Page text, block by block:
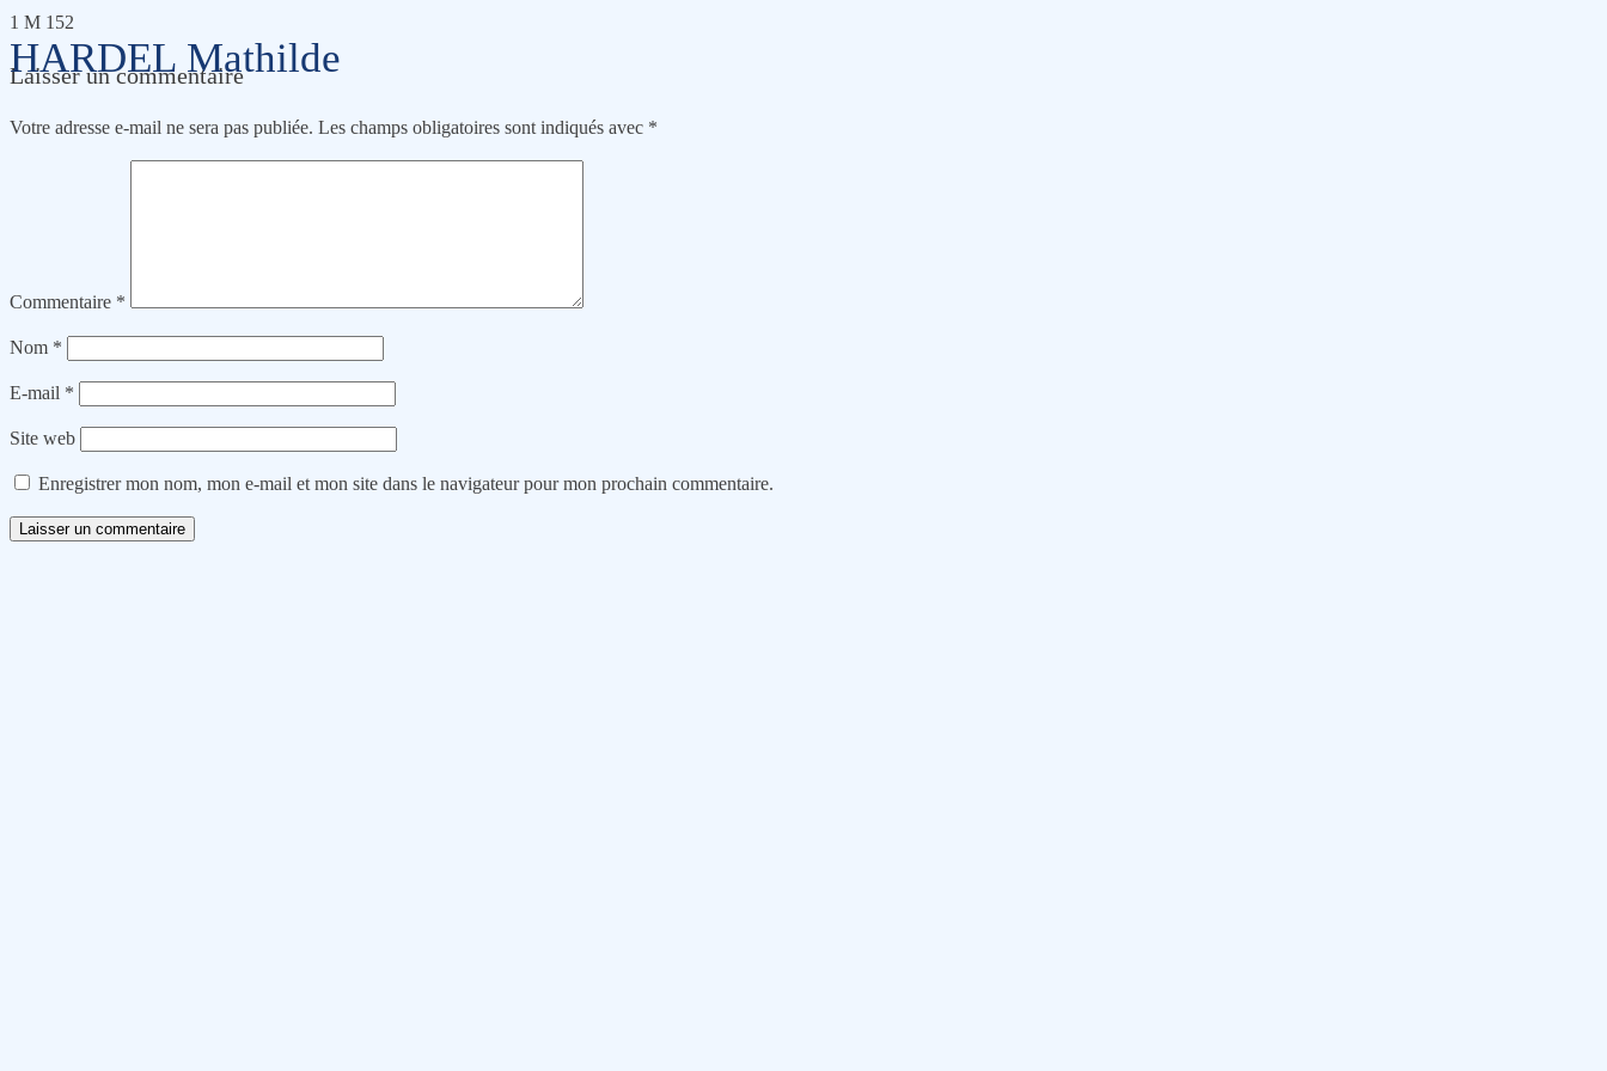
HARDEL Mathilde
1 M 152
Laisser un commentaire
Votre adresse e-mail ne sera pas publiée. Les champs obligatoires sont indiqués avec *
Commentaire *
Nom *
E-mail *
Site web
Enregistrer mon nom, mon e-mail et mon site dans le navigateur pour mon prochain commentaire.